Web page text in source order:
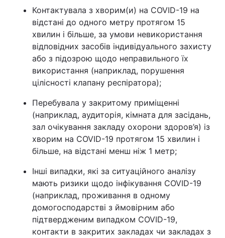
Контактувала з хворим(и) на COVID-19 на
відстані до одного метру протягом 15
хвилин і більше, за умови невикористання
відповідних засобів індивідуального захисту
або з підозрою щодо неправильного їх
використання (наприклад, порушення
цілісності клапану респіратора);
Перебувала у закритому приміщенні
(наприклад, аудиторія, кімната для засідань,
зал очікування закладу охорони здоров’я) із
хворим на COVID-19 протягом 15 хвилин і
більше, на відстані менш ніж 1 метр;
Інші випадки, які за ситуаційного аналізу
мають ризики щодо інфікування COVID-19
(наприклад, проживання в одному
домогосподарстві з ймовірним або
підтвердженим випадком COVID-19,
контакти в закритих закладах чи закладах з